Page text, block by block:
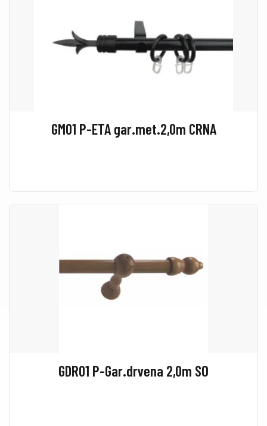
GM01 P-ETA gar.met.2,0m CRNA
GDR01 P-Gar.drvena 2,0m SO